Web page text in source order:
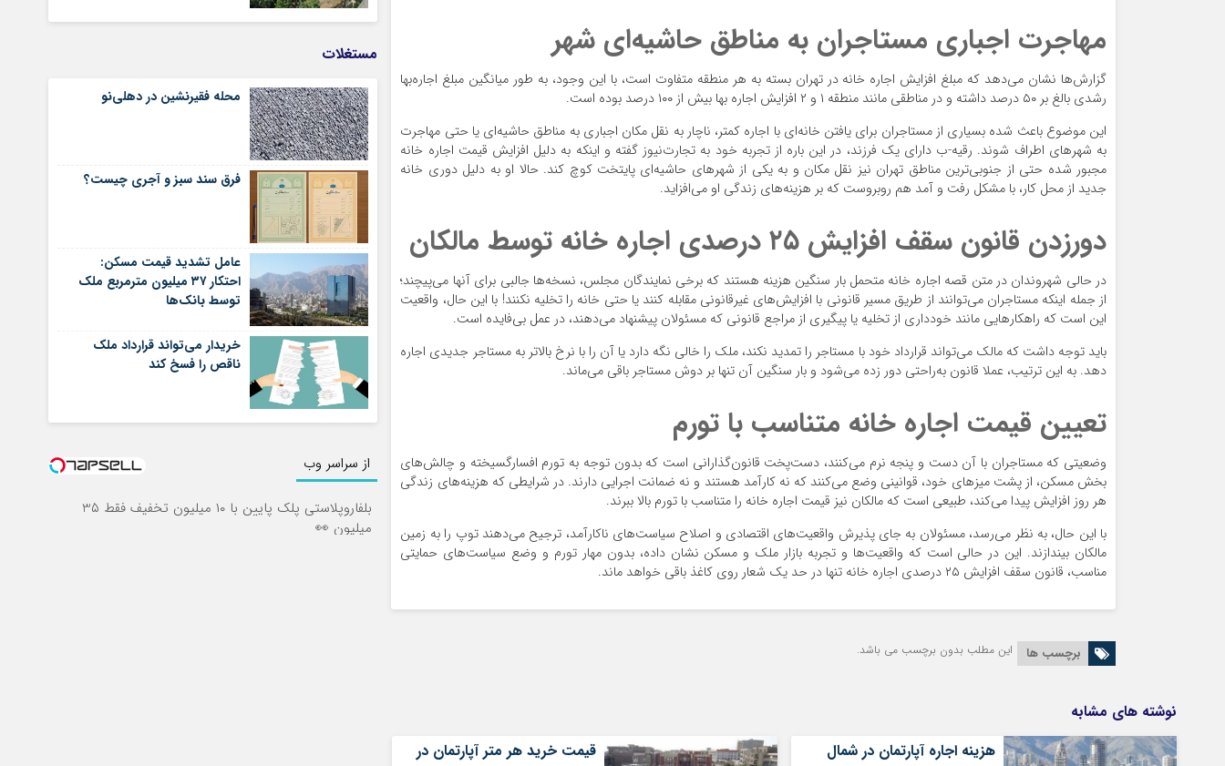
مهاجرت اجباری مستاجران به مناطق حاشیه‌ای شهر
گزارش‌ها نشان می‌دهد که مبلغ افزایش اجاره خانه در تهران بسته به هر منطقه متفاوت است، با این وجود، به طور میانگین مبلغ اجاره‌بها
رشدی بالغ بر ۵۰ درصد داشته و در مناطقی مانند منطقه ۱ و ۲ افزایش اجاره بها بیش از ۱۰۰ درصد بوده است.
این موضوع باعث شده بسیاری از مستاجران برای یافتن خانه‌ای با اجاره کمتر، ناچار به نقل مکان اجباری به مناطق حاشیه‌ای یا حتی مهاجرت
به شهرهای اطراف شوند. رقیه-ب دارای یک فرزند، در این باره از تجربه خود به تجارت‌نیوزگفته و اینکه به دلیل افزایش قیمت اجاره خانه
مجبور شده حتی از جنوبی‌ترین مناطق تهران نیز نقل مکان و به یکی از شهرهای حاشیه‌ای پایتخت کوچ کند. حالا او به دلیل دوری خانه
جدید از محل کار، با مشکل رفت و آمد هم روبروست که بر هزینه‌های زندگی او می‌افزاید.
دورزدن قانون سقف افزایش ۲۵ درصدی اجاره خانه توسط مالکان
در حالی شهروندان در متن قصه اجاره خانه متحمل بار سنگین هزینه هستند که برخی نمایندگان مجلس، نسخه‌ها جالبی برای آنها می‌پیچند؛
از جمله اینکه مستاجران می‌توانند از طریق مسیر قانونی با افزایش‌های غیرقانونی مقابله کنند یا حتی خانه را تخلیه نکنند! با این حال، واقعیت
این است که راهکارهایی مانند خودداری از تخلیه یا پیگیری از مراجع قانونی که مسئولان پیشنهاد می‌دهند، در عمل بی‌فایده است.
باید توجه داشت که مالک می‌تواند قرارداد خود با مستاجر را تمدید نکند، ملک را خالی نگه دارد یا آن را با نرخ بالاتر به مستاجر جدیدی اجاره
دهد. به این ترتیب، عملا قانون به‌راحتی دور زده می‌شود و بار سنگین آن تنها بر دوش مستاجر باقی می‌ماند.
تعیین قیمت اجاره خانه متناسب با تورم
وضعیتی که مستاجران با آن دست و پنجه نرم می‌کنند، دست‌پخت قانون‌گذارانی است که بدون توجه به تورم افسارگسیخته و چالش‌های
بخش مسکن، از پشت میزهای خود، قوانینی وضع می‌کنند که نه کارآمد هستند و نه ضمانت اجرایی دارند. در شرایطی که هزینه‌های زندگی
هر روز افزایش پیدا می‌کند، طبیعی است که مالکان نیز قیمت اجاره خانه را متناسب با تورم بالا ببرند.
با این حال، به نظر می‌رسد، مسئولان به جای پذیرش واقعیت‌های اقتصادی و اصلاح سیاست‌های ناکارآمد، ترجیح می‌دهند توپ را به زمین
مالکان بیندازند. این در حالی است که واقعیت‌ها و تجربه بازار ملک و مسکن نشان داده، بدون مهار تورم و وضع سیاست‌های حمایتی
مناسب، قانون سقف افزایش ۲۵ درصدی اجاره خانه تنها در حد یک شعار روی کاغذ باقی خواهد ماند.
برچسب ها این مطلب بدون برچسب می باشد.
نوشته های مشابه
هزینه اجاره آپارتمان در شمال
قیمت خرید هر متر آپارتمان در
مستغلات
محله فقیرنشین در دهلی‏‌نو
فرق سند سبز و آجری چیست؟
عامل تشدید قیمت مسکن:
احتکار ۳۷ میلیون مترمربع ملک
توسط بانک‌ها
خریدار می‌تواند قرارداد ملک
ناقص را فسخ کند
از سراسر وب
بلفاروپلاستی پلک پایین با ۱۰ میلیون تخفیف فقط 3۵
میلیون 👀